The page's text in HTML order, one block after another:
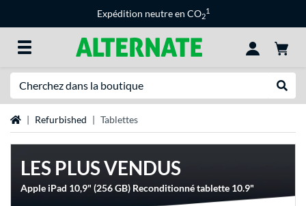
Expédition neutre en CO2
1
Page d'accueil
Refurbished Tablettes
LES PLUS VENDUS
Apple iPad 10,9" (256 GB) Reconditionné tablette 10.9"